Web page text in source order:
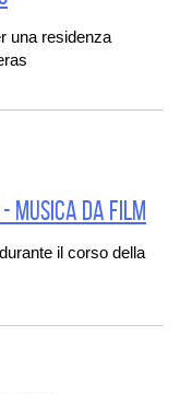
una residenza
Musica da film
il corso della